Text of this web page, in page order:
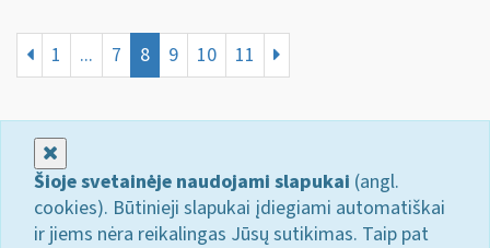
1 ... 7 8 9 10 11
Šioje svetainėje naudojami slapukai (angl.
cookies). Būtinieji slapukai įdiegiami automatiškai
ir jiems nėra reikalingas Jūsų sutikimas. Taip pat